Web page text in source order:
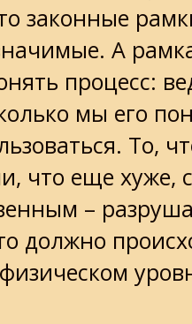
законные
А
процесс:
мы его
То,
что еще хуже,
–
должно